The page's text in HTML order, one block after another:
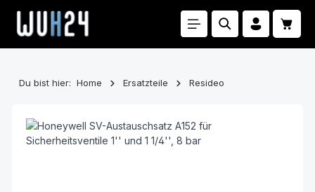
Zum Hauptinhalt springen
Du bist hier: Home Ersatzteile Resideo